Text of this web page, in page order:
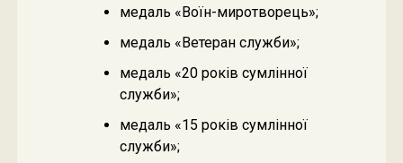
медаль «Воїн-миротворець»;
медаль «Ветеран служби»;
медаль «20 років сумлінної
служби»;
медаль «15 років сумлінної
служби»;